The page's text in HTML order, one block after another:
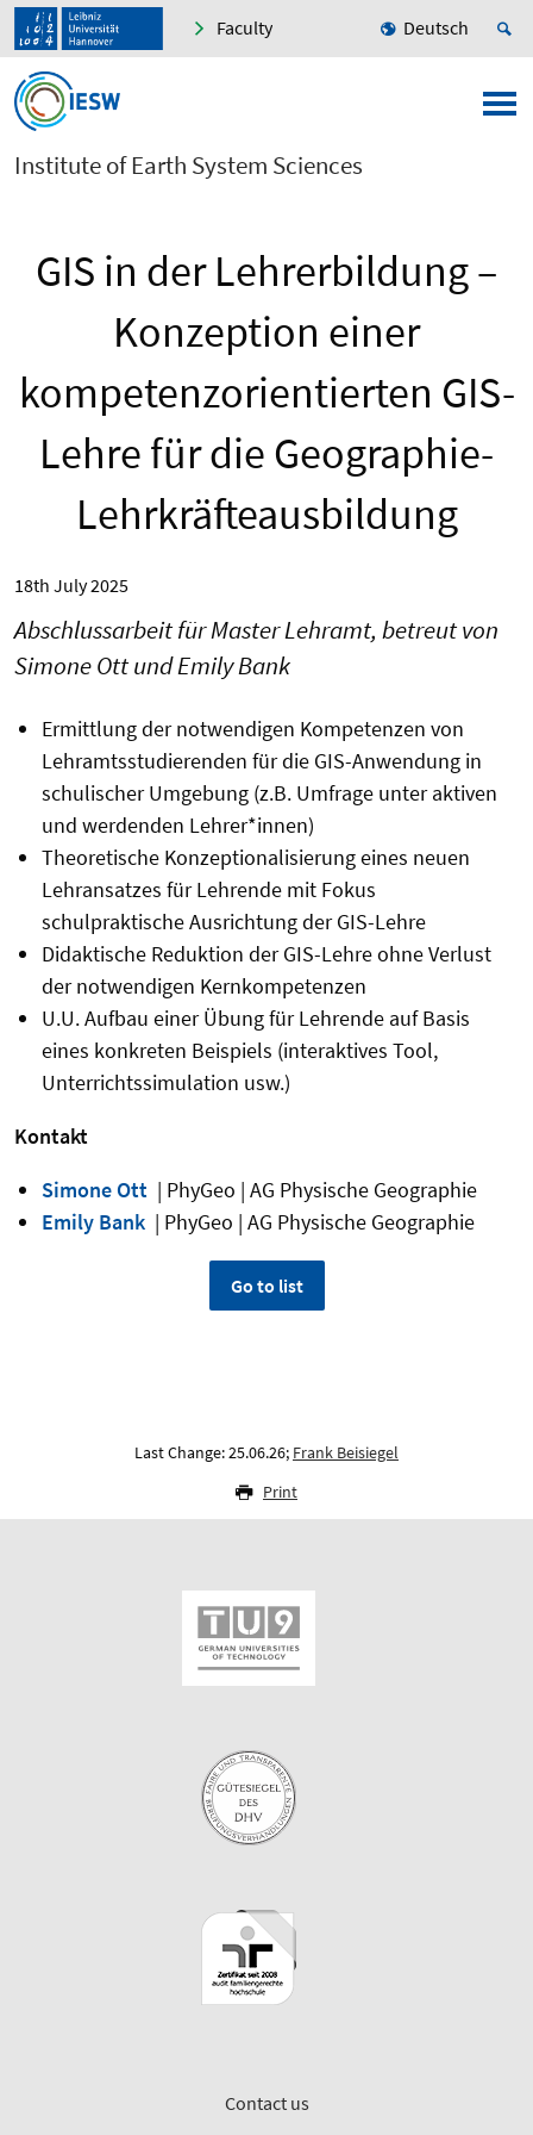
Faculty Deutsch
Institute of Earth System Sciences
GIS in der Lehrerbildung –
Konzeption einer
kompetenzorientierten GIS-
Lehre für die Geographie-
Lehrkräfteausbildung
18th July 2025
Abschlussarbeit für Master Lehramt, betreut von
Simone Ott und Emily Bank
Ermittlung der notwendigen Kompetenzen von
Lehramtsstudierenden für die GIS-Anwendung in
schulischer Umgebung (z.B. Umfrage unter aktiven
und werdenden Lehrer*innen)
Theoretische Konzeptionalisierung eines neuen
Lehransatzes für Lehrende mit Fokus
schulpraktische Ausrichtung der GIS-Lehre
Didaktische Reduktion der GIS-Lehre ohne Verlust
der notwendigen Kernkompetenzen
U.U. Aufbau einer Übung für Lehrende auf Basis
eines konkreten Beispiels (interaktives Tool,
Unterrichtssimulation usw.)
Kontakt
Simone Ott| PhyGeo | AG Physische Geographie
Emily Bank| PhyGeo | AG Physische Geographie
Go to list
Last Change: 25.06.26; Frank Beisiegel
Print
Contact us